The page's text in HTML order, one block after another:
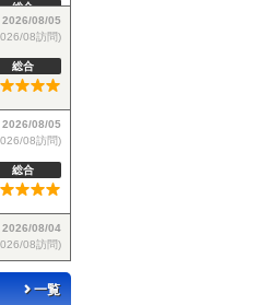
総合
2026/08/05
08訪問)
総合
2026/08/04
08訪問)
総合
一覧